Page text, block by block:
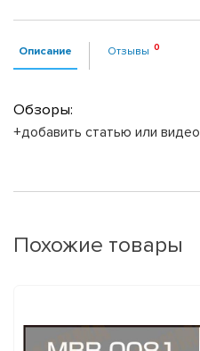
Описание Отзывы
Обзоры:
+добавить статью или видео
Похожие товары